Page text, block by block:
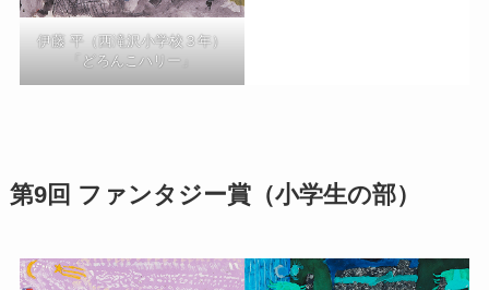
伊藤 平（西滝沢小学校３年）
「どろんこハリー」
第9回 ファンタジー賞（小学生の部）